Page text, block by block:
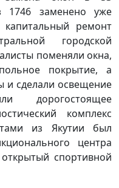
1746 заменено уже
ремонт
городской
поменяли окна,
покрытие, а
и сделали освещение
дорогостоящее
комплекс
из Якутии был
центра
спортивной